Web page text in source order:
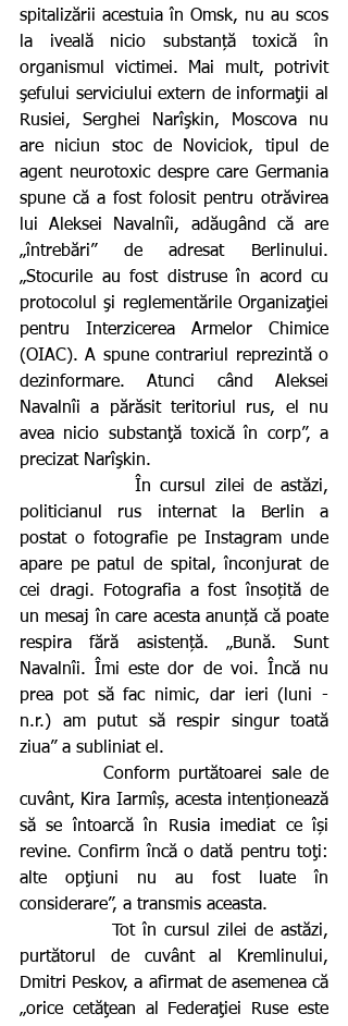
spitalizării acestuia în Omsk, nu au scos
la iveală nicio substanță toxică în
organismul victimei. Mai mult, potrivit
şefului serviciului extern de informaţii al
Rusiei, Serghei Narîşkin, Moscova nu
are niciun stoc de Noviciok, tipul de
agent neurotoxic despre care Germania
spune că a fost folosit pentru otrăvirea
lui Aleksei Navalnîi, adăugând că are
„întrebări” de adresat Berlinului.
„Stocurile au fost distruse în acord cu
protocolul şi reglementările Organizaţiei
pentru Interzicerea Armelor Chimice
(OIAC). A spune contrariul reprezintă o
dezinformare. Atunci când Aleksei
Navalnîi a părăsit teritoriul rus, el nu
avea nicio substanţă toxică în corp”, a
precizat Narîşkin.
             În cursul zilei de astăzi,
politicianul rus internat la Berlin a
postat o fotografie pe Instagram unde
apare pe patul de spital, înconjurat de
cei dragi. Fotografia a fost însoțită de
un mesaj în care acesta anunță că poate
respira fără asistență. „Bună. Sunt
Navalnîi. Îmi este dor de voi. Încă nu
prea pot să fac nimic, dar ieri (luni -
n.r.) am putut să respir singur toată
ziua” a subliniat el.
cuvânt, Kira Iarmîș, acesta intenționează
să se întoarcă în Rusia imediat ce își
revine. Confirm încă o dată pentru toţi:
alte opţiuni nu au fost luate în
considerare”, a transmis aceasta.
purtătorul de cuvânt al Kremlinului,
Dmitri Peskov, a afirmat de asemenea că
„orice cetăţean al Federaţiei Ruse este